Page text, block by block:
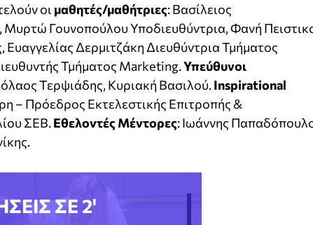
οι μαθητές/μαθήτριες:Βασίλειος
Μυρτώ ΓουνοπούλουΥποδιευθύντρια, Φανή
Δερμιτζάκη Διευθύντρια Τμήματος
Τμήματος Marketing.Υπεύθυνοι
Τερψιάδης, Κυριακή Βασιλού.Ιnspirational
– Πρόεδρος Εκτελεστικής Επιτροπής &
ΣΕΒ.Εθελοντές Μέντορες: Ιωάννης
ΣΕ 2'